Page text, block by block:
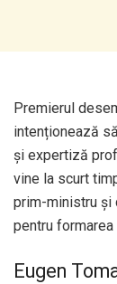
Premierul
intenționează
și expertiză
vine la scurt
prim-ministru și
pentru
Eugen